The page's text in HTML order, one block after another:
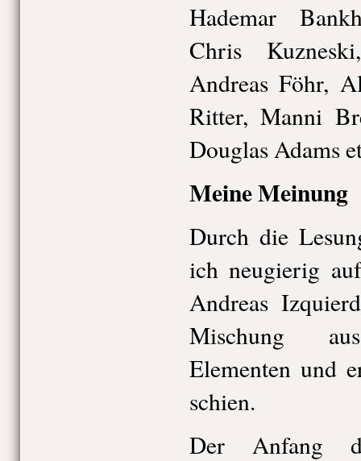
Hademar
Chris
Andreas Föhr,
Ritter, Manni
Douglas Adams
Meine Meinung
Durch die
ich neugierig
Andreas
Mischung
Elementen und
schien.
Der Anfang